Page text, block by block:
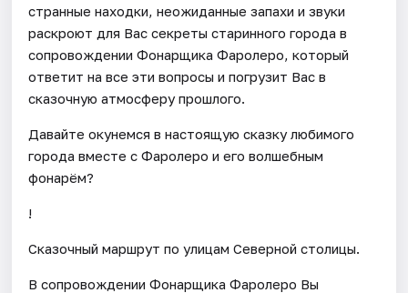
странные находки, неожиданные запахи и звуки
раскроют для Вас секреты старинного города в
сопровождении Фонарщика Фаролеро, который
ответит на все эти вопросы и погрузит Вас в
сказочную атмосферу прошлого.
Давайте окунемся в настоящую сказку любимого
города вместе с Фаролеро и его волшебным
фонарём?
!
Сказочный маршрут по улицам Северной столицы.
В сопровождении Фонарщика Фаролеро Вы